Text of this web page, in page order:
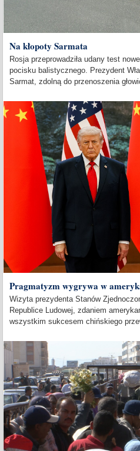
Na kłopoty Sarmata
Rosja przeprowadziła udany test
pocisku balistycznego. Prezydent
Sarmat, zdolną do przenoszenia
Pragmatyzm wygrywa w
Wizyta prezydenta Stanów
Republice Ludowej, zdaniem
wszystkim sukcesem chińskiego